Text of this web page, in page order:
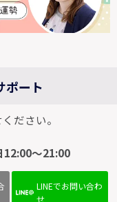
ポート
ださい。
12:00～21:00
LINEでお問い合わ
せ